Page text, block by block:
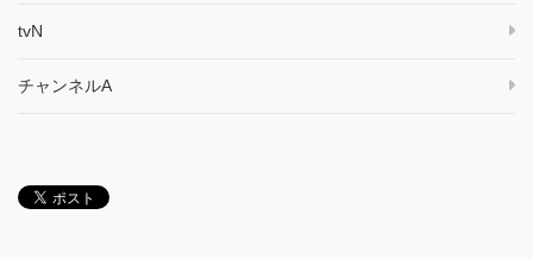
tvN
チャンネルA